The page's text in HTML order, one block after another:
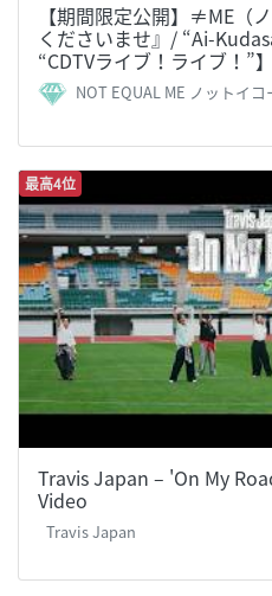
【期間限定公開】≠ME（
くださいませ』/ “Ai-
“CDTVライブ！ライブ！”】
NOT EQUAL ME ノットイ
最高4位
Travis Japan – 'On My
Video
Travis Japan